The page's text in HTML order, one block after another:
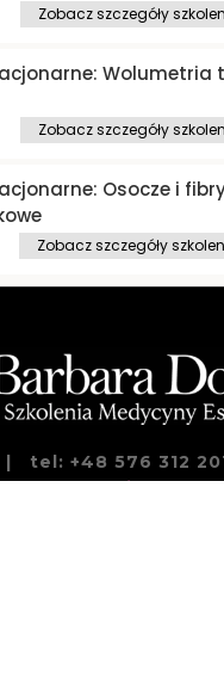
Zobacz szczegóły
Wolumetria
Zobacz szczegóły
Osocze i
Zobacz szczegóły
tel: +48 576 312